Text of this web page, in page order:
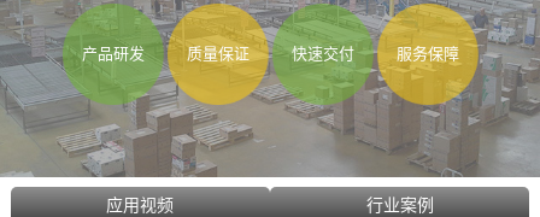
产品研发 质量保证 快速交付 服务保障
应用视频 行业案例